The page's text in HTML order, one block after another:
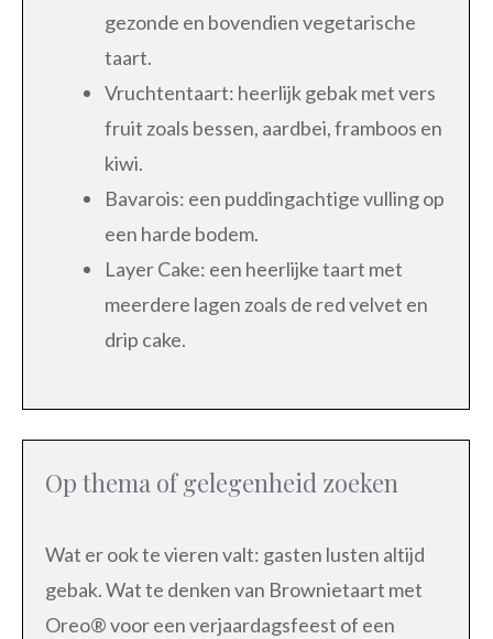
gezonde en bovendien vegetarische
taart.
Vruchtentaart: heerlijk gebak met vers
fruit zoals bessen, aardbei, framboos en
kiwi.
Bavarois: een puddingachtige vulling op
een harde bodem.
Layer Cake: een heerlijke taart met
meerdere lagen zoals de red velvet en
drip cake.
Op thema of gelegenheid zoeken
Wat er ook te vieren valt: gasten lusten altijd
gebak. Wat te denken van Brownietaart met
Oreo® voor een verjaardagsfeest of een